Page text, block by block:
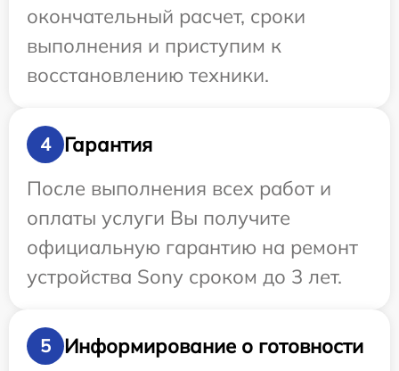
окончательный расчет, сроки
выполнения и приступим к
восстановлению техники.
4
Гарантия
После выполнения всех работ и
оплаты услуги Вы получите
официальную гарантию на ремонт
устройства Sony сроком до 3 лет.
5 Информирование о готовности